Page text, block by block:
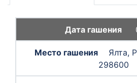
Ялта,
298600